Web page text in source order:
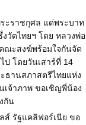
ะราชกุศล แด่พระบาท
วัดไทยฯ โดย หลวงพ่อ
ณะสงฆ์พร้อมใจกันจัด
ป โดยวันเสาร์ที่ 14
ธานสภาสตรีไทยแห่ง
เจ้าภาพ ขอเชิญพี่น้อง
กัน
ส์ รัฐแคลิฟอร์เนีย ขอ